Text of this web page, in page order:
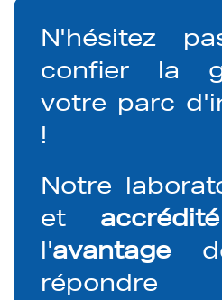
N'hésitez
confier la
votre parc
!
Notre
et accrédité
l'avantage